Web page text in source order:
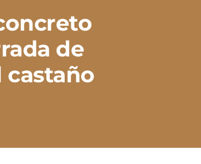
de
castaño